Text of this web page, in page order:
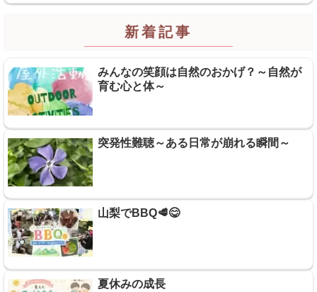
新着記事
みんなの笑顔は自然のおかげ？～自然が
育む心と体～
突発性難聴～ある日常が崩れる瞬間～
山梨でBBQ🥩😋
夏休みの成長